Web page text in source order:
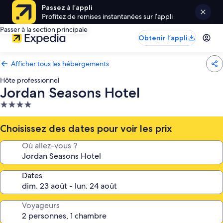
Passez à l’appli
Profitez de remises instantanées sur l’appli
Passer à la section principale
Obtenir l’appli
Afficher tous les hébergements
Hôte professionnel
Jordan Seasons Hotel
Hébergement
4.0 étoiles
Choisissez des dates pour voir les prix
Où allez-vous ?
Dates
Voyageurs